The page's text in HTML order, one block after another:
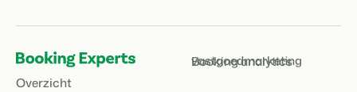
Overzicht
vastgoedmarketing
Booking analytics